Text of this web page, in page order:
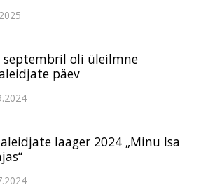
septembril oli üleilmne
päev
laager 2024 „Minu Isa